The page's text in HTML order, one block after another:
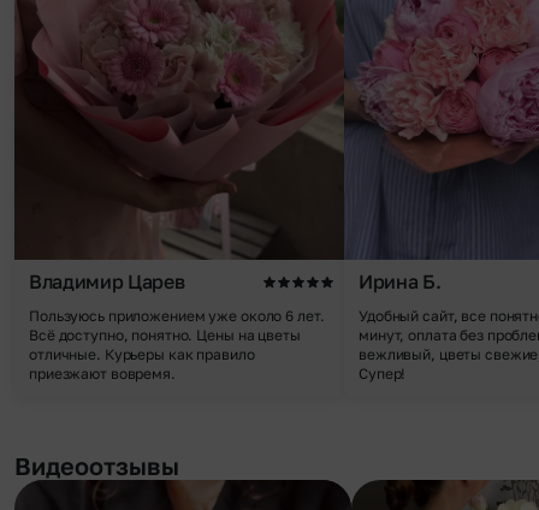
Владимир Царев
Пользуюсь приложением уже около 6 лет.
Всё доступно, понятно. Цены на цветы
отличные. Курьеры как правило
приезжают вовремя.
Ирина Б.
Удобный сайт, все
минут, оплата без
вежливый, цветы
Супер!
Видеоотзывы